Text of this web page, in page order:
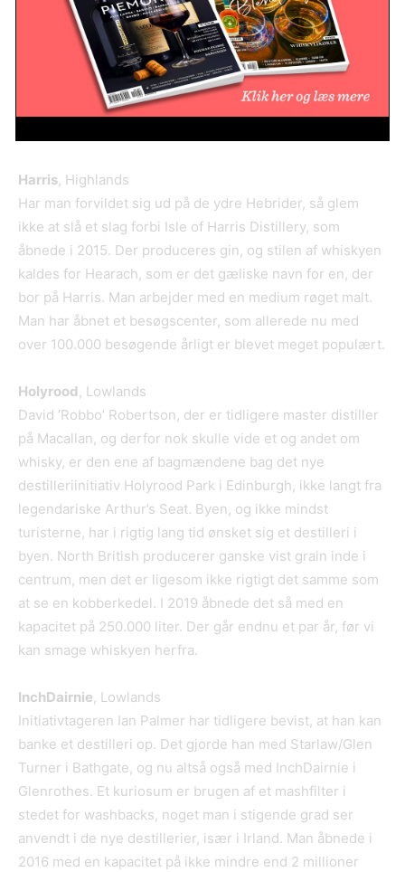
startkapitalen sammen, så der er omkring 2.500
forskellige ejere af det nybyggede destilleri nordvest for
Inverness. Der produceres både whisky og gin med en
kapacitet på 140.000 liter årligt. Der er introduceret flere
forskellige gin, og den første single malt blev frigivet i
Harris, Highlands
Har man forvildet sig ud på de ydre Hebrider, så glem
ikke at slå et slag forbi Isle of Harris Distillery, som
åbnede i 2015. Der produceres gin, og stilen af whiskyen
kaldes for Hearach, som er det gæliske navn for en, der
bor på Harris. Man arbejder med en medium røget malt.
Man har åbnet et besøgscenter, som allerede nu med
over 100.000 besøgende årligt er blevet meget populært.
Holyrood, Lowlands
David ’Robbo’ Robertson, der er tidligere master distiller
på Macallan, og derfor nok skulle vide et og andet om
whisky, er den ene af bagmændene bag det nye
destilleriinitiativ Holyrood Park i Edinburgh, ikke langt fra
legendariske Arthur’s Seat. Byen, og ikke mindst
turisterne, har i rigtig lang tid ønsket sig et destilleri i
byen. North British producerer ganske vist grain inde i
centrum, men det er ligesom ikke rigtigt det samme som
at se en kobberkedel. I 2019 åbnede det så med en
kapacitet på 250.000 liter. Der går endnu et par år, før vi
kan smage whiskyen herfra.
InchDairnie, Lowlands
Initiativtageren Ian Palmer har tidligere bevist, at han kan
banke et destilleri op. Det gjorde han med Starlaw/Glen
Turner i Bathgate, og nu altså også med InchDairnie i
Glenrothes. Et kuriosum er brugen af et mashfilter i
stedet for washbacks, noget man i stigende grad ser
anvendt i de nye destillerier, især i Irland. Man åbnede i
2016 med en kapacitet på ikke mindre end 2 millioner